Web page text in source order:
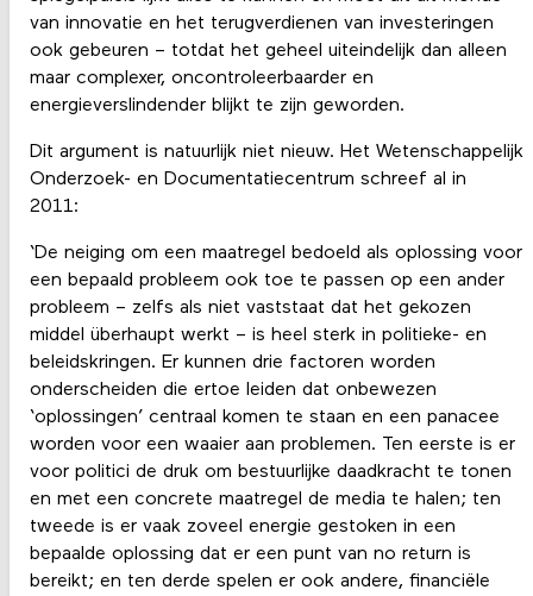
van innovatie en het terugverdienen van investeringen
ook gebeuren – totdat het geheel uiteindelijk dan alleen
maar complexer, oncontroleerbaarder en
energieverslindender blijkt te zijn geworden.
Dit argument is natuurlijk niet nieuw. Het Wetenschappelijk
Onderzoek- en Documentatiecentrum schreef al in
2011:
‘De neiging om een maatregel bedoeld als oplossing voor
een bepaald probleem ook toe te passen op een ander
probleem – zelfs als niet vaststaat dat het gekozen
middel überhaupt werkt – is heel sterk in politieke- en
beleidskringen. Er kunnen drie factoren worden
onderscheiden die ertoe leiden dat onbewezen
‘oplossingen’ centraal komen te staan en een panacee
worden voor een waaier aan problemen. Ten eerste is er
voor politici de druk om bestuurlijke daadkracht te tonen
en met een concrete maatregel de media te halen; ten
tweede is er vaak zoveel energie gestoken in een
bepaalde oplossing dat er een punt van no return is
bereikt; en ten derde spelen er ook andere, financiële